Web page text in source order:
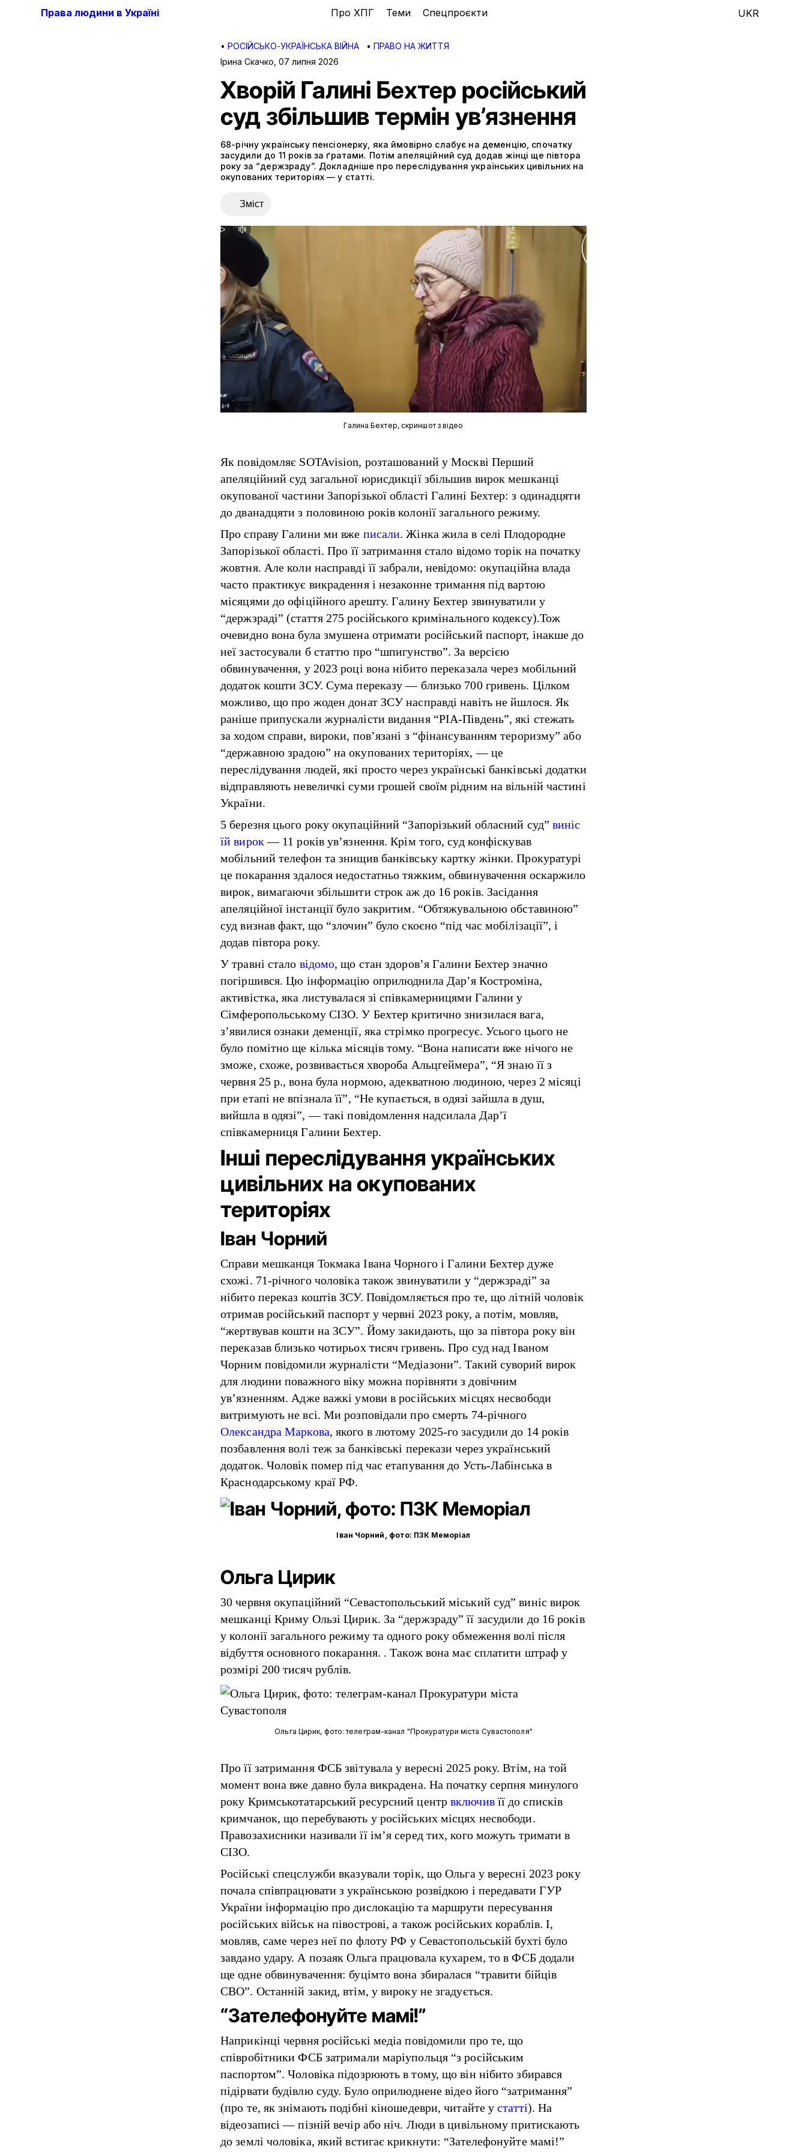
Права людини в Україні Про ХПГ Теми Спецпроєкти UKR
• РОСІЙСЬКО-УКРАЇНСЬКА ВІЙНА • ПРАВО НА ЖИТТЯ
Ірина Скачко 07 липня 2026
Хворій Галині Бехтер російський
суд збільшив термін ув’язнення
68-річну українську пенсіонерку, яка ймовірно слабує на деменцію, спочатку
засудили до 11 років за ґратами. Потім апеляційний суд додав жінці ще півтора
року за “держзраду”. Докладніше про переслідування українських цивільних на
окупованих територіях — у статті.
Галина Бехтер, скриншот з відео
Якповідомляє SOTAvision, розташований у Москві Перший
апеляційний суд загальної юрисдикції збільшив вирок мешканці
окупованої частини Запорізької області Галині Бехтер: з одинадцяти
до дванадцяти з половиною років колонії загального режиму.
Про справу Галини ми вже писали. Жінка жила в селі Плодородне
Запорізької області. Про її затримання стало відомо торік на початку
жовтня. Але коли насправді її забрали, невідомо: окупаційна влада
часто практикує викрадення і незаконне тримання під вартою
місяцями до офіційного арешту. Галину Бехтер звинуватили у
“держзраді” (стаття 275 російського кримінального кодексу).Тож
очевидно вона була змушена отримати російський паспорт, інакше до
неї застосували б статтю про “шпигунство”. За версією
обвинувачення, у 2023 році вона нібито переказала через мобільний
додаток кошти ЗСУ. Сума переказу — близько 700 гривень. Цілком
можливо, що про жоден донат ЗСУ насправді навіть не йшлося. Як
раніше припускалижурналісти видання “РІА-Південь”, які стежать
за ходом справи, вироки, пов’язані з “фінансуванням тероризму” або
“державною зрадою” на окупованих територіях, — це
переслідування людей, які просто через українські банківські додатки
відправляють невеличкі суми грошей своїм рідним на вільній частині
України.
5 березня цього року окупаційний “Запорізький обласний суд”виніс
їй вирок— 11 років ув’язнення. Крім того, суд конфіскував
мобільний телефон та знищив банківську картку жінки. Прокуратурі
це покарання здалося недостатньо тяжким, обвинувачення оскаржило
вирок, вимагаючи збільшити строк аж до 16 років. Засідання
апеляційної інстанції було закритим. “Обтяжувальною обставиною”
суд визнав факт, що “злочин” було скоєно “під час мобілізації”, і
додав півтора року.
У травні стало відомо, що стан здоров’я Галини Бехтер значно
погіршився. Цю інформацію оприлюднила Дар’я Костроміна,
активістка, яка листувалася зі співкамерницями Галини у
Сімферопольському СІЗО. У Бехтер критично знизилася вага,
з’явилися ознаки деменції, яка стрімко прогресує. Усього цього не
було помітно ще кілька місяців тому. “Вона написати вже нічого не
зможе, схоже, розвивається хвороба Альцгеймера”, “Я знаю її з
червня 25 р., вона була нормою, адекватною людиною, через 2 місяці
при етапі не впізнала її”, “Не купається, в одязі зайшла в душ,
вийшла в одязі”, — такі повідомлення надсилала Дар’ї
співкамерниця Галини Бехтер.
Інші переслідування українських
цивільних на окупованих
територіях
Іван Чорний
Справи мешканця Токмака Івана Чорного і Галини Бехтер дуже
схожі. 71-річного чоловіка також звинуватили у “держзраді” за
нібито переказ коштів ЗСУ. Повідомляється про те, що літній чоловік
отримав російський паспорт у червні 2023 року, а потім, мовляв,
“жертвував кошти на ЗСУ”. Йому закидають, що за півтора року він
переказав близько чотирьох тисяч гривень. Про суд над Іваном
Чорним повідомилижурналісти “Медіазони”. Такий суворий вирок
для людини поважного віку можна порівняти з довічним
ув’язненням. Адже важкі умови в російських місцях несвободи
витримують не всі. Ми розповідали про смерть 74-річного
Олександра Маркова, якого в лютому 2025-го засудили до 14 років
позбавлення волі теж за банківські перекази через український
додаток. Чоловік помер під час етапування до Усть-Лабінська в
Краснодарському краї РФ.
Іван Чорний, фото: ПЗК Меморіал
Ольга Цирик
30 червня окупаційний “Севастопольський міський суд”виніс вирок
мешканці Криму Ользі Цирик. За “держзраду” її засудили до 16 років
у колонії загального режиму та одного року обмеження волі після
відбуття основного покарання. . Також вона має сплатити штраф у
розмірі 200 тисяч рублів.
Ольга Цирик, фото: телеграм-канал "Прокуратури міста Сувастополя"
Про її затримання ФСБ звітувала у вересні 2025 року. Втім, на той
момент вона вже давно була викрадена. На початку серпня минулого
року Кримськотатарський ресурсний центрвключивїї до списків
кримчанок, що перебувають у російських місцях несвободи.
Правозахисники називали її ім’я серед тих, кого можуть тримати в
СІЗО.
Російські спецслужби вказували торік, що Ольга у вересні 2023 року
почала співпрацювати з українською розвідкою і передавати ГУР
України інформацію про дислокацію та маршрути пересування
російських військ на півострові, а також російських кораблів. І,
мовляв, саме через неї по флоту РФ у Севастопольській бухті було
завдано удару. А позаяк Ольга працювала кухарем, то в ФСБ додали
ще одне обвинувачення: буцімто вона збиралася “травити бійців
СВО”. Останній закид, втім, у вироку не згадується.
“Зателефонуйте мамі!”
Наприкінці червня російські медіаповідомили про те, що
співробітники ФСБ затримали маріупольця “з російським
паспортом”. Чоловіка підозрюють в тому, що він нібито збирався
підірвати будівлю суду. Було оприлюднене відео його “затримання”
(про те, як знімають подібні кіношедеври, читайте устатті). На
відеозаписі — пізній вечір або ніч. Люди в цивільному притискають
до землі чоловіка, який встигає крикнути: “Зателефонуйте мамі!”